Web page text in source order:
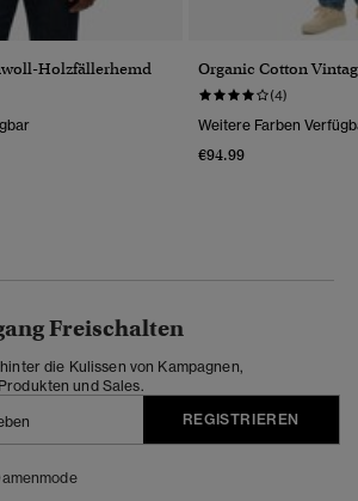
Holzfällerhemd Organic Cotton
(4)
Weitere Farben
€94.99
Freischalten
die Kulissen von Kampagnen,
und Sales.
REGISTRIEREN